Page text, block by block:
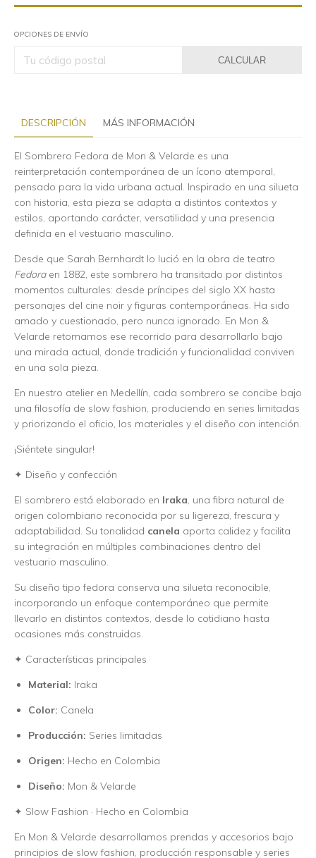
OPCIONES DE ENVÍO
CALCULAR
DESCRIPCIÓN MÁS INFORMACIÓN
El Sombrero Fedora de Mon & Velarde es una
reinterpretación contemporánea de un ícono atemporal,
pensado para la vida urbana actual. Inspirado en una silueta
con historia, esta pieza se adapta a distintos contextos y
estilos, aportando carácter, versatilidad y una presencia
definida en el vestuario masculino.
Desde que Sarah Bernhardt lo lució en la obra de teatro
Fedoraen 1882, este sombrero ha transitado por distintos
momentos culturales: desde príncipes del siglo XX hasta
personajes del cine noir y figuras contemporáneas. Ha sido
amado y cuestionado, pero nunca ignorado. En Mon &
Velarde retomamos ese recorrido para desarrollarlo bajo
una mirada actual, donde tradición y funcionalidad conviven
en una sola pieza.
En nuestro atelier en Medellín, cada sombrero se concibe bajo
una filosofía de slow fashion, produciendo en series limitadas
y priorizando el oficio, los materiales y el diseño con intención.
¡Siéntete singular!
✦ Diseño y confección
El sombrero está elaborado en Iraka, una fibra natural de
origen colombiano reconocida por su ligereza, frescura y
adaptabilidad. Su tonalidad canela aporta calidez y facilita
su integración en múltiples combinaciones dentro del
vestuario masculino.
Su diseño tipo fedora conserva una silueta reconocible,
incorporando un enfoque contemporáneo que permite
llevarlo en distintos contextos, desde lo cotidiano hasta
ocasiones más construidas.
✦ Características principales
Material: Iraka
Color: Canela
Producción: Series limitadas
Origen: Hecho en Colombia
Diseño: Mon & Velarde
✦ Slow Fashion · Hecho en Colombia
En Mon & Velarde desarrollamos prendas y accesorios bajo
principios de slow fashion, producción responsable y series